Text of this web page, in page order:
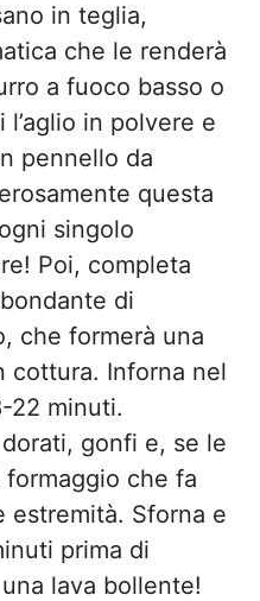
in teglia,
che le renderà
a fuoco basso o
in polvere e
pennello da
questa
singolo
Poi, completa
di
che formerà una
cottura. Inforna nel
22 minuti.
gonfi e, se le
che fa
estremità. Sforna e
prima di
lava bollente!